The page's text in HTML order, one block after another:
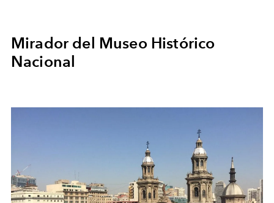
Mirador del Museo Histórico
Nacional